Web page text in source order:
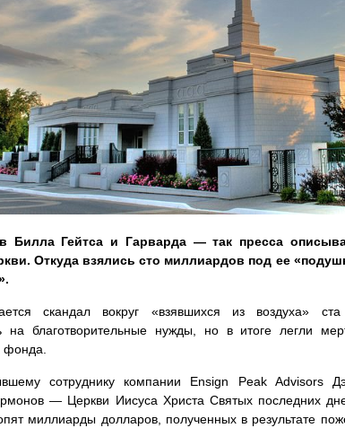
Билла Гейтса и Гарварда — так пресса
Откуда взялись сто миллиардов под ее
скандал вокруг «взявшихся из воздуха»
на благотворительные нужды, но в итоге легли
фонда.
сотруднику компании Ensign Peak Advisors
— Церкви Иисуса Христа Святых последних
миллиарды долларов, полученных в результате